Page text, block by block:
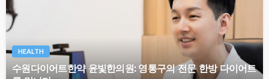
HEALTH
수원다이어트한약 윤빛한의원: 영통구의 전문 한방 다이어트